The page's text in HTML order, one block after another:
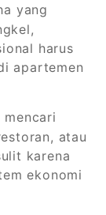
yang
harus
apartemen
mencari
atau
karena
ekonomi